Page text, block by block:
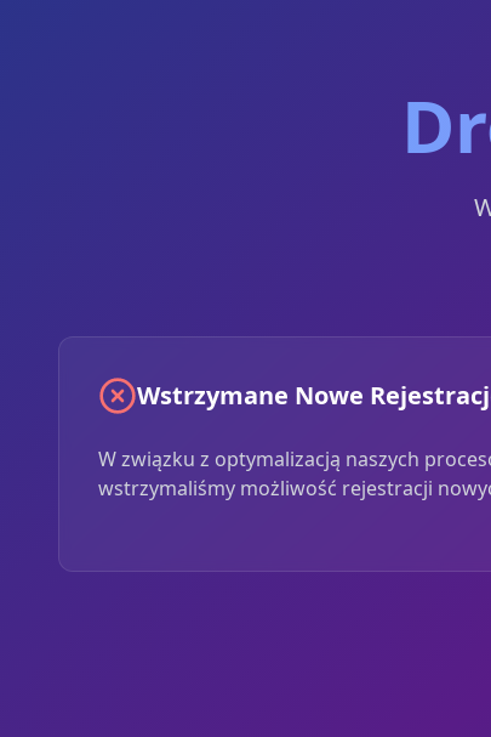
Wstrzymane Nowe
W związku z optymalizacją naszych
wstrzymaliśmy możliwość rejestracji